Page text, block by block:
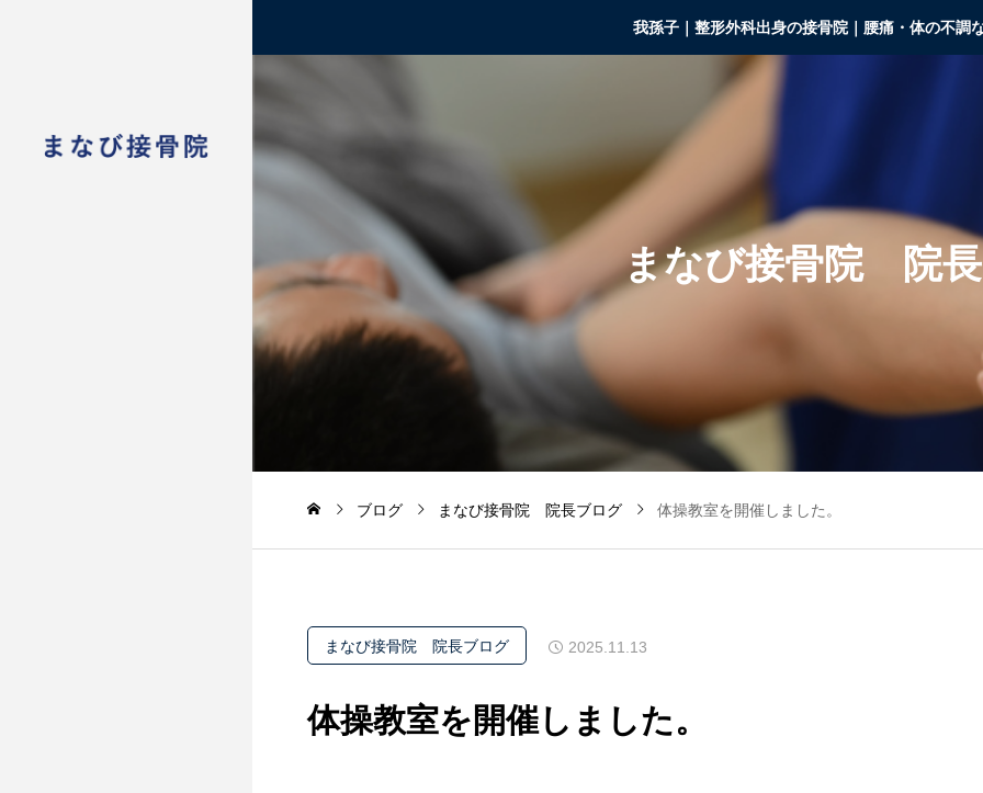
我孫子｜整形外科出身の接骨院｜腰痛・体の不調
まなび接骨院 院長
ブログ まなび接骨院 院長ブログ 体操教室を開催しました。
まなび接骨院 院長ブログ 2025.11.13
体操教室を開催しました。